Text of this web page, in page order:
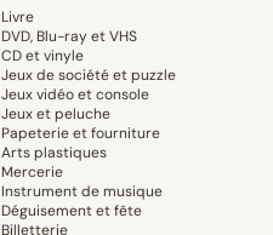
Livre
DVD, Blu-ray et VHS
CD et vinyle
Jeux de société et puzzle
Jeux vidéo et console
Jeux et peluche
Papeterie et fourniture
Arts plastiques
Mercerie
Instrument de musique
Déguisement et fête
Billetterie